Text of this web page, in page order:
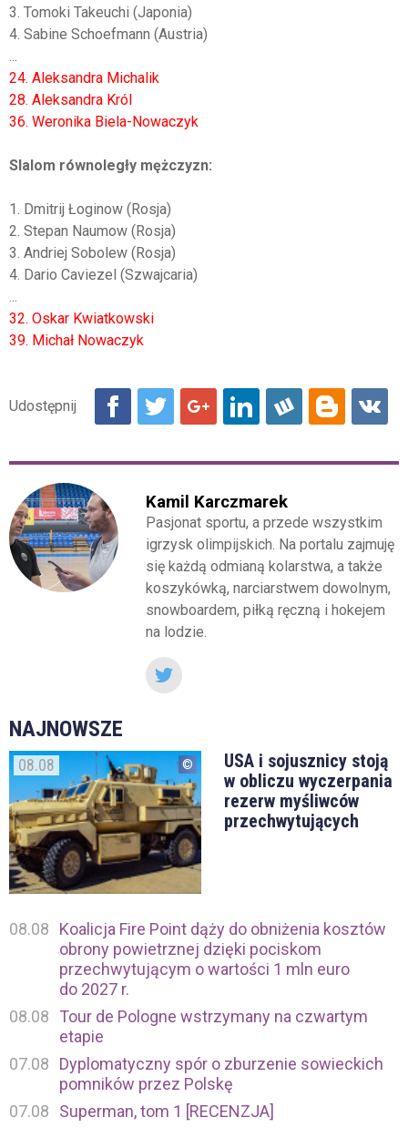
3. Tomoki Takeuchi (Japonia)
4. Sabine Schoefmann (Austria)
...
24. Aleksandra Michalik
28. Aleksandra Król
36. Weronika Biela-Nowaczyk
Slalom równoległy mężczyzn:
1. Dmitrij Łoginow (Rosja)
2. Stepan Naumow (Rosja)
3. Andriej Sobolew (Rosja)
4. Dario Caviezel (Szwajcaria)
...
32. Oskar Kwiatkowski
39. Michał Nowaczyk
Kamil Karczmarek
Pasjonat sportu, a przede wszystkim
igrzysk olimpijskich. Na portalu zajmuję
się każdą odmianą kolarstwa, a także
koszykówką, narciarstwem dowolnym,
snowboardem, piłką ręczną i hokejem
na lodzie.
NAJNOWSZE
08.08
USA i sojusznicy stoją
w obliczu wyczerpania
rezerw myśliwców
przechwytujących
08.08
Koalicja Fire Point dąży do obniżenia kosztów
obrony powietrznej dzięki pociskom
przechwytującym o wartości 1 mln euro
do 2027 r.
08.08
Tour de Pologne wstrzymany na czwartym
etapie
07.08
Dyplomatyczny spór o zburzenie sowieckich
pomników przez Polskę
07.08
Superman, tom 1 [RECENZJA]